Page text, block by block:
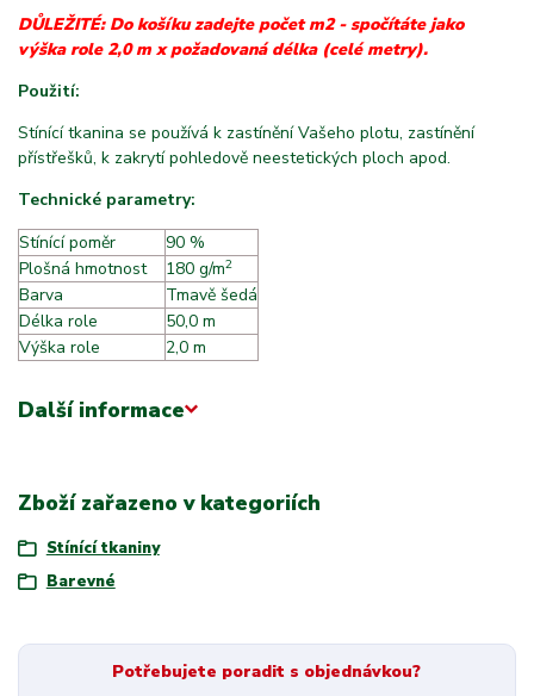
DŮLEŽITÉ: Do košíku zadejte počet m2 - spočítáte jako
výška role 2,0 m x požadovaná délka (celé metry).
Použití:
Stínící tkanina se používá k zastínění Vašeho plotu, zastínění
přístřešků, k zakrytí pohledově neestetických ploch apod.
Technické parametry:
Stínící poměr
90 %
Plošná hmotnost
180 g/m2
Barva
Tmavě šedá
Délka role
50,0 m
Výška role
2,0 m
Další informace
Zboží zařazeno v kategoriích
Stínící tkaniny
Barevné
Potřebujete poradit s objednávkou?